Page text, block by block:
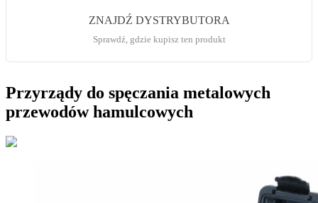
ZNAJDŹ DYSTRYBUTORA
Sprawdź, gdzie kupisz ten produkt
Przyrządy do spęczania metalowych
przewodów hamulcowych